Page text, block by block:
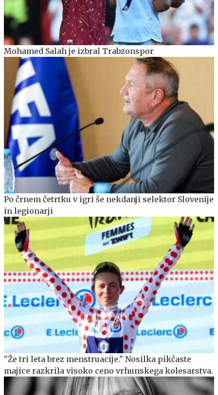
Mohamed Salah je izbral Trabzonspor
Po črnem četrtku v igri še nekdanji selektor Slovenije
in legionarji
"Že tri leta brez menstruacije." Nosilka pikčaste
majice razkrila visoko ceno vrhunskega kolesarstva.